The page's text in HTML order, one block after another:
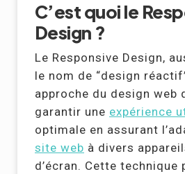
C’est quoi le
Design ?
Le Responsive Design,
le nom de “design
approche du design web
garantir une expérience
optimale en assurant
site web à divers
d’écran. Cette technique